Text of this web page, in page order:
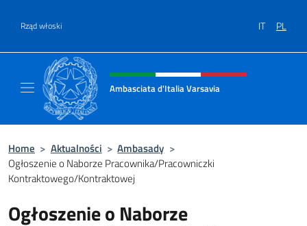
Rząd włoski IT PL
Header, social and menu of site
Ambasciata d'Italia Varsavia
Home > Aktualności > Ambasady >
Ogłoszenie o Naborze Pracownika/Pracowniczki
Kontraktowego/Kontraktowej
Ogłoszenie o Naborze